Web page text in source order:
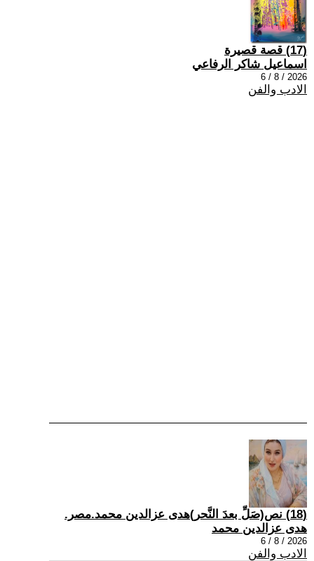
(17) قصة قصيرة
اسماعيل شاكر الرفاعي
2026 / 8 / 6
الادب والفن
(18) نص(صَلِّ بعدَ النَّحر)هدى عزالدين محمد.مصر.
هدى عزالدين محمد
2026 / 8 / 6
الادب والفن